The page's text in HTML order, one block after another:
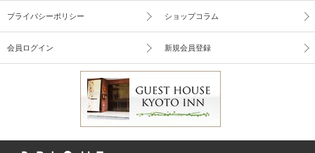
プライバシーポリシー ショップコラム
会員ログイン 新規会員登録